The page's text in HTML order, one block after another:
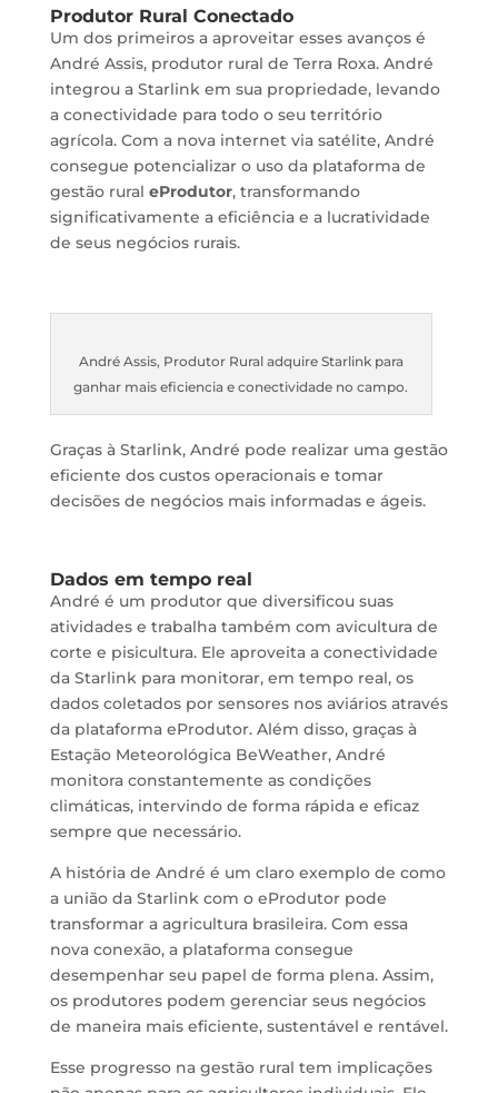
Produtor Rural Conectado
Um dos primeiros a aproveitar esses avanços é
André Assis, produtor rural de Terra Roxa. André
integrou a Starlink em sua propriedade, levando
a conectividade para todo o seu território
agrícola. Com a nova internet via satélite, André
consegue potencializar o uso da plataforma de
gestão rural eProdutor, transformando
significativamente a eficiência e a lucratividade
de seus negócios rurais.
André Assis, Produtor Rural adquire Starlink para
ganhar mais eficiencia e conectividade no campo.
Graças à Starlink, André pode realizar uma gestão
eficiente dos custos operacionais e tomar
decisões de negócios mais informadas e ágeis.
Dados em tempo real
André é um produtor que diversificou suas
atividades e trabalha também com avicultura de
corte e pisicultura. Ele aproveita a conectividade
da Starlink para monitorar, em tempo real, os
dados coletados por sensores nos aviários através
da plataforma eProdutor. Além disso, graças à
Estação Meteorológica BeWeather, André
monitora constantemente as condições
climáticas, intervindo de forma rápida e eficaz
sempre que necessário.
A história de André é um claro exemplo de como
a união da Starlink com o eProdutor pode
transformar a agricultura brasileira. Com essa
nova conexão, a plataforma consegue
desempenhar seu papel de forma plena. Assim,
os produtores podem gerenciar seus negócios
de maneira mais eficiente, sustentável e rentável.
Esse progresso na gestão rural tem implicações